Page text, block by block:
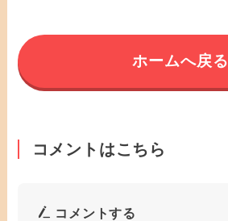
ホームへ戻る
コメントはこちら
コメントする